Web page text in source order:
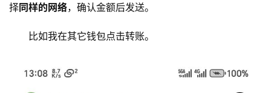
择同样的网络，确认金额后发送。
比如我在其它钱包点击转账。